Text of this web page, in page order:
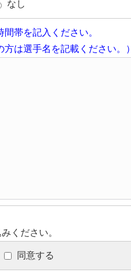
なし
帯を記入ください。
方は選手名を記載ください。）
ください。
同意する